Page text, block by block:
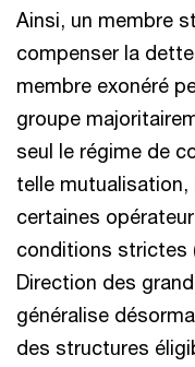
Ainsi, un membre
compenser la
membre exonéré
groupe
seul le régime de
telle mutualisation,
certaines
conditions strictes
Direction des
généralise
des structures